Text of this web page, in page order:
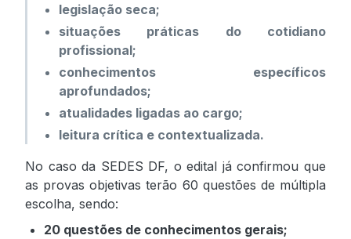
legislação seca;
situações práticas do cotidiano
profissional;
conhecimentos específicos
aprofundados;
atualidades ligadas ao cargo;
leitura crítica e contextualizada.
No caso da SEDES DF, o edital já confirmou que
as provas objetivas terão 60 questões de múltipla
escolha, sendo:
20 questões de conhecimentos gerais;